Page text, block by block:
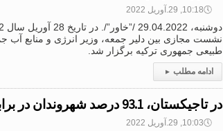
🕔10:18, 29.آوریل 2022
نشست مجازی بین دلیر جمعه، وزیر انرژی و منابع آب
طبیعی جمهوری ترکیه برگزار شد.
ادامه مطلب ▸
در تاجیکستان، 93.1 درصد شهروندان در برابر کووید-19 واکسینه شده اند
🕔10:03, 29.آوریل 2022